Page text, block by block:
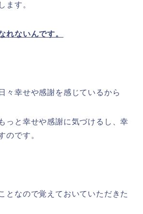
ます。
れないんです。
々幸せや感謝を感じているから
っと幸せや感謝に気づけるし、幸
のです。
となので覚えておいていただきた